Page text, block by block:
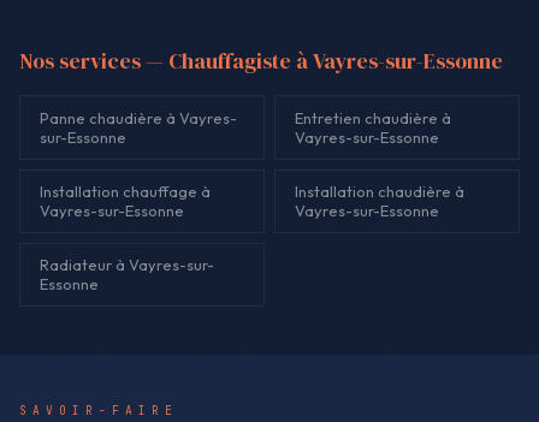
Nos services — Chauffagiste à Vayres-sur-Essonne
Panne chaudière à Vayres-
sur-Essonne
Entretien chaudière à
Vayres-sur-Essonne
Installation chauffage à
Vayres-sur-Essonne
Installation chaudière à
Vayres-sur-Essonne
Radiateur à Vayres-sur-
Essonne
SAVOIR-FAIRE